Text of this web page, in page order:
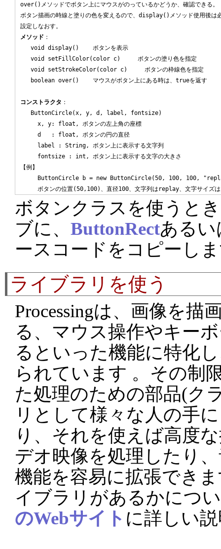
over()メソッドでボタン上にマウスがのっているかどうか、確認できる。
ボタン描画の時線と塗りの色を変えるので、display()メソッド使用後は
メソッド ：
   void display()    ボタンを表示
   void setFillColor(color c)     ボタンの塗り色を指定
   void setStrokeColor(color c)     ボタンの枠線色を指定
   boolean over()    マウスがボタン上にある時は、trueを返す
コンストラクタ ：
   ButtonCircle(x, y, d, label, fontsize)
     x, y: float, ボタンの左上角の座標
     d   : float, ボタンの円の直径
     label : String, ボタン上に表示する文字列
     fontsize : int, ボタン上に表示する文字の大きさ
【例】
ButtonCircle b = new ButtonCircle(50, 100, 100,
ボタンクラスを使うと
ブに、 ButtonRectあるい
ースコードをコピーし
ライブラリを使う
Processingは、画像を描
る、マウス操作やキー
るといった機能に特化
られています 。その制
た処理のための部品(ク
リとして様々な人の手
り、それを使えば高度
デオ映像を処理したり
機能を容易に拡張でき
イブラリがあるかにつ
のWebサイト に詳しい